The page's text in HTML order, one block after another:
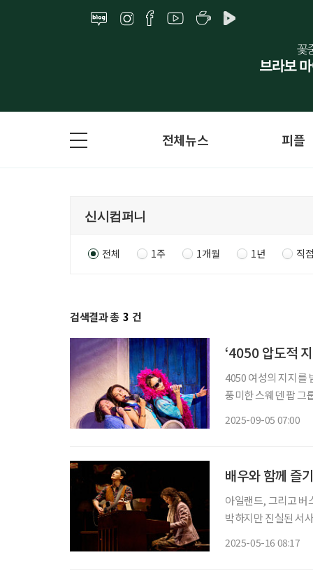
전체뉴스 피플
전체 1주 1개월 1년 직
검색결과 총 3 건
‘4050 압도적
4050 여성의 지지를
풍미한 스웨덴 팝 그룹 ABBA(아바)의 명곡과 함께하며, 젊은 시절의 사랑, 우정, 꿈을 떠올리
2025-09-05 07:00
배우와 함께 즐
아일랜드, 그리고 버
박하지만 진실된 서
2025-05-16 08:17